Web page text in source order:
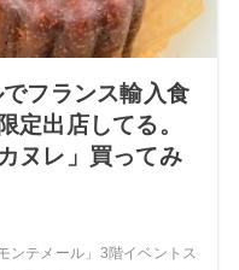
フランス輸入食
定出店してる。
ヌレ」買ってみ
ンテメール」3階イベントス